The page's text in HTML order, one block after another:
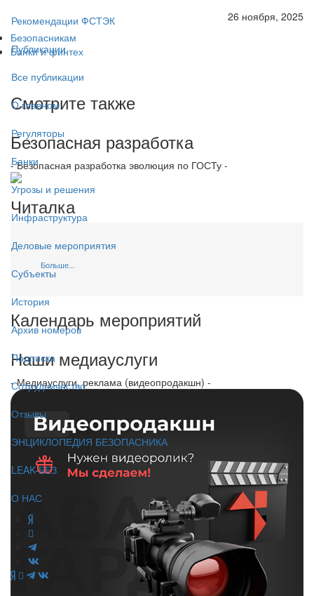
Рекомендации ФСТЭК
Публикации
Все публикации
О главном
Регуляторы
Банки
Угрозы и решения
Инфраструктура
Деловые мероприятия
Субъекты
История
Архив номеров
Подписка
Сотрудничество
Отзывы
ЭНЦИКЛОПЕДИЯ БЕЗОПАСНИКА
LEAK-БЕЗ
О НАС
26 ноября, 2025
Безопасникам
Банки и финтех
Смотрите также
Безопасная разработка
- Безопасная разработка эволюция по ГОСТу -
Читалка
Больше...
Календарь мероприятий
Наши медиауслуги
- Медиауслуги, реклама (видеопродакшн) -